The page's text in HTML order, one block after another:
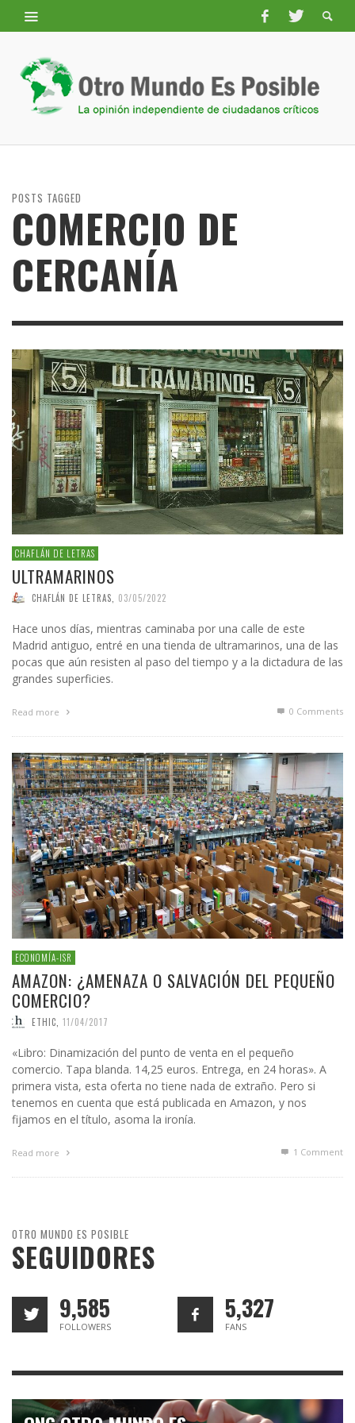
POSTS TAGGED
COMERCIO DE
CERCANÍA
CHAFLÁN DE LETRAS
ULTRAMARINOS
CHAFLÁN DE LETRAS 03/05/2022
Hace unos días, mientras caminaba por una calle de este
Madrid antiguo, entré en una tienda de ultramarinos, una de las
pocas que aún resisten al paso del tiempo y a la dictadura de las
grandes superficies.
Read more 0 Comments
ECONOMÍA-ISR
AMAZON: ¿AMENAZA O SALVACIÓN DEL PEQUEÑO
COMERCIO?
ETHIC 11/04/2017
«Libro: Dinamización del punto de venta en el pequeño
comercio. Tapa blanda. 14,25 euros. Entrega, en 24 horas». A
primera vista, esta oferta no tiene nada de extraño. Pero si
tenemos en cuenta que está publicada en Amazon, y nos
fijamos en el título, asoma la ironía.
Read more 1 Comment
OTRO MUNDO ES POSIBLE
SEGUIDORES
9,585
FOLLOWERS
5,327
FANS